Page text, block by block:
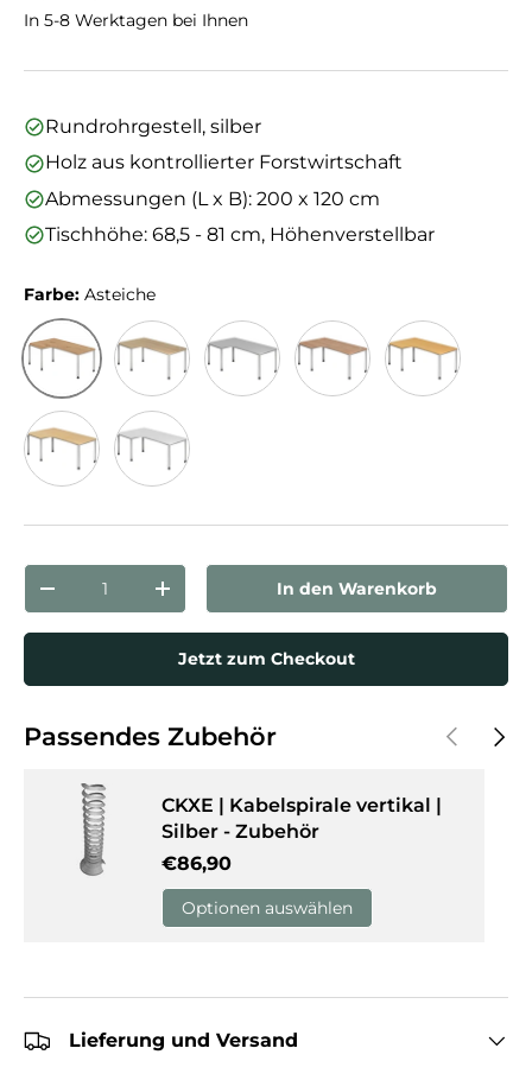
In 5-8 Werktagen bei Ihnen
Rundrohrgestell, silber
Holz aus kontrollierter Forstwirtschaft
Abmessungen (L x B): 200 x 120 cm
Tischhöhe: 68,5 - 81 cm, Höhenverstellbar
Farbe: Asteiche
Asteiche Eiche
Anzahl
Menge verringernMenge erhöhenIn den Warenkorb
Jetzt zum Checkout
Passendes Zubehör Vorherige
CKXE | Kabelspirale vertikal |
Silber - Zubehör
Normaler Preis
€86,90
Optionen auswählen
Lieferung und Versand